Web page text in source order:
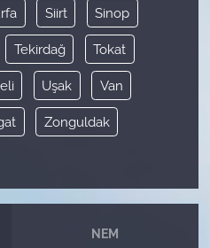
Siirt Sinop
Tekirdağ Tokat
Uşak Van
Zonguldak
NEM